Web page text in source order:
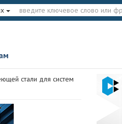
стали для систем